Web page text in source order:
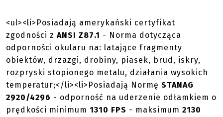
<ul><li>Posiadają amerykański certyfikat
zgodności z ANSI Z87.1 - Norma dotycząca
odporności okularu na: latające fragmenty
obiektów, drzazgi, drobiny, piasek, brud, iskry,
rozpryski stopionego metalu, działania wysokich
temperatur;</li><li>Posiadają Normę STANAG
2920/4296 - odporność na uderzenie odłamkiem o
prędkości minimum 1310 FPS - maksimum 2130